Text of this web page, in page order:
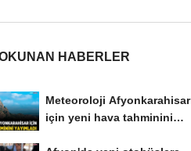
HABERLER
Meteoroloji Afyonkarahisar
için yeni hava tahminini